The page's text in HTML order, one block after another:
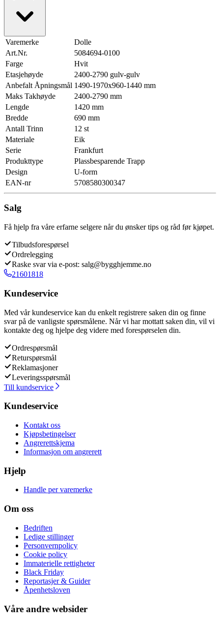
Varemerke
Dolle
Art.Nr.
5084694-0100
Farge
Hvit
Etasjehøyde
2400-2790 gulv-gulv
Anbefalt Åpningsmål 1490-1970x960-1440 mm
Maks Takhøyde
2400-2790 mm
Lengde
1420 mm
Bredde
690 mm
Antall Trinn
12 st
Materiale
Eik
Serie
Frankfurt
Produkttype
Plassbesparende Trapp
Design
U-form
EAN-nr
5708580300347
Salg
Få hjelp fra våre erfarne selgere når du ønsker tips og råd før kjøpet.
Tilbudsforespørsel
Ordrelegging
Raske svar via e-post: salg@bygghjemme.no
21601818
Kundeservice
Med vår kundeservice kan du enkelt registrere saken din og finne
svar på de vanligste spørsmålene. Når vi har mottatt saken din, vil vi
kontakte deg og hjelpe deg videre med forespørselen din.
Ordrespørsmål
Returspørsmål
Reklamasjoner
Leveringsspørsmål
Till kundservice
Kundeservice
Kontakt oss
Kjøpsbetingelser
Angrerettskjema
Informasjon om angrerett
Hjelp
Handle per varemerke
Om oss
Bedriften
Ledige stillinger
Personvernpolicy
Cookie policy
Immaterielle rettigheter
Black Friday
Reportasjer & Guider
Åpenhetsloven
Våre andre websider